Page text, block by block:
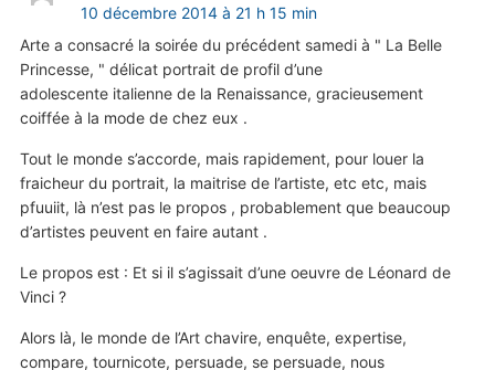
10 décembre 2014 à 21 h 15 min
Arte a consacré la soirée du précédent samedi à " La Belle
Princesse, " délicat portrait de profil d’une
adolescente italienne de la Renaissance, gracieusement
coiffée à la mode de chez eux .
Tout le monde s’accorde, mais rapidement, pour louer la
fraicheur du portrait, la maitrise de l’artiste, etc etc, mais
pfuuiit, là n’est pas le propos , probablement que beaucoup
d’artistes peuvent en faire autant .
Le propos est : Et si il s’agissait d’une oeuvre de Léonard de
Vinci ?
Alors là, le monde de l’Art chavire, enquête, expertise,
compare, tournicote, persuade, se persuade, nous